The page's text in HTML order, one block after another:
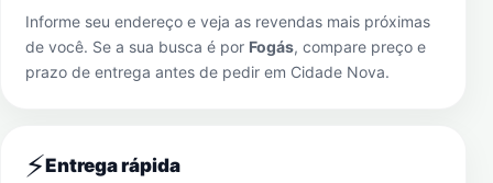
Informe seu endereço e veja as revendas mais próximas
de você. Se a sua busca é por Fogás, compare preço e
prazo de entrega antes de pedir em Cidade Nova.
⚡Entrega rápida